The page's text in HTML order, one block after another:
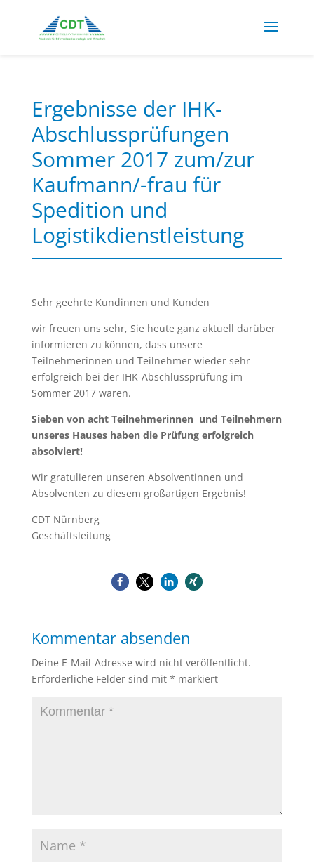
Ergebnisse der IHK-
Abschlussprüfungen
Sommer 2017 zum/zur
Kaufmann/-frau für
Spedition und
Logistikdienstleistung
Sehr geehrte Kundinnen und Kunden
wir freuen uns sehr, Sie heute ganz aktuell darüber
informieren zu können, dass unsere
Teilnehmerinnen und Teilnehmer wieder sehr
erfolgreich bei der IHK-Abschlussprüfung im
Sommer 2017 waren.
Sieben von acht Teilnehmerinnen und Teilnehmern
unseres Hauses haben die Prüfung erfolgreich
absolviert!
Wir gratulieren unseren Absolventinnen und
Absolventen zu diesem großartigen Ergebnis!
CDT Nürnberg
Geschäftsleitung
Kommentar absenden
Deine E-Mail-Adresse wird nicht veröffentlicht.
Erforderliche Felder sind mit * markiert